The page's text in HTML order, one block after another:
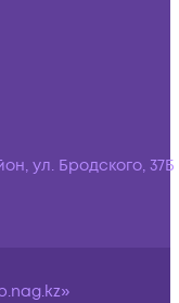
ул. Бродского, 37Б